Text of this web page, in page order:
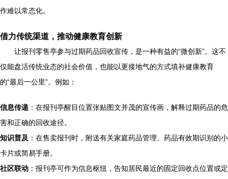
作难以常态化。
借力传统渠道，推动健康教育创新
让报刊零售亭参与过期药品回收宣传，是一种有益的“微创新”。这不
仅能盘活传统业态的社会价值，也能以更接地气的方式填补健康教育
的“最后一公里”。例如：
信息传递 ：在报刊亭醒目位置张贴图文并茂的宣传画，解释过期药品的危
害和正确的回收途径。
知识普及 ：在售卖报刊时，附送有关家庭药品管理、药品有效期识别的小
卡片或简易手册。
社区联动 ：报刊亭可作为信息枢纽，告知居民最近的固定回收点位置或定